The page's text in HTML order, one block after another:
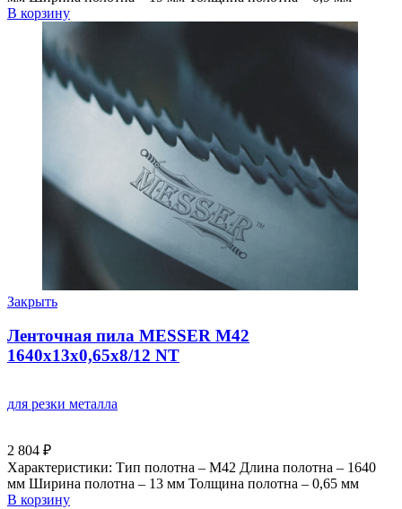
В корзину
Закрыть
Ленточная пила MESSER М42
1640х13х0,65х8/12 NT
для резки металла
2 804 ₽
Характеристики: Тип полотна – M42 Длина полотна – 1640
мм Ширина полотна – 13 мм Толщина полотна – 0,65 мм
В корзину